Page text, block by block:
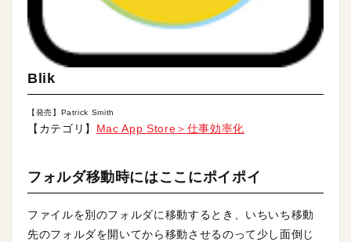
Blik
【発売】Patrick Smith
【カテゴリ】 Mac App Store＞仕事効率化
フォルダ移動時にはここにポイポイ
ファイルを別のフォルダに移動するとき、いちいち移動
先のフォルダを開いてから移動させるのって少し面倒じ